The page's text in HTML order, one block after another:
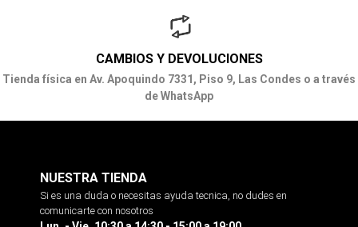
CAMBIOS Y DEVOLUCIONES
Tienda física en Av. Apoquindo 7331, Piso 9, Las Condes o a través
de WhatsApp
NUESTRA TIENDA
Si es una duda o necesitas ayuda tecnica, no dudes en
comunicarte con nosotros